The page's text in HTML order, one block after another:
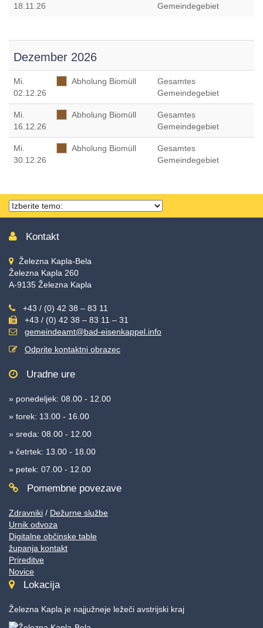
18.11.26
Gemeindegebiet
Dezember 2026
Mi.
02.12.26
Abholung Biomüll
Gesamtes
Gemeindegebiet
Mi.
16.12.26
Abholung Biomüll
Gesamtes
Gemeindegebiet
Mi.
30.12.26
Abholung Biomüll
Gesamtes
Gemeindegebiet
Thema
wählen
Kontakt
Železna Kapla-Bela
Železna Kapla 260
A-9135 Železna Kapla
+43 / (0) 42 38 – 83 11
+43 / (0) 42 38 – 83 11 – 31
gemeindeamt@bad-eisenkappel.info
Odprite kontaktni obrazec
Uradne ure
» ponedeljek: 08.00 - 12.00
» torek: 13.00 - 16.00
» sreda: 08.00 - 12.00
» četrtek: 13.00 - 18.00
» petek: 07.00 - 12.00
Pomembne povezave
Zdravniki / Dežurne službe
Urnik odvoza
Digitalne občinske table
županja kontakt
Prireditve
Novice
Lokacija
Železna Kapla je najjužneje ležeči avstrijski kraj